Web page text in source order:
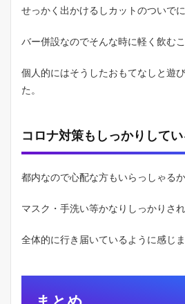
せっかく出かけるしカットのついで
バー併設なのでそんな時に軽く飲むこ
個人的にはそうしたおもてなしと遊
た。
コロナ対策もしっかりして
都内なので心配な方もいらっしゃる
マスク・手洗い等かなりしっかりされ
全体的に行き届いているように感じま